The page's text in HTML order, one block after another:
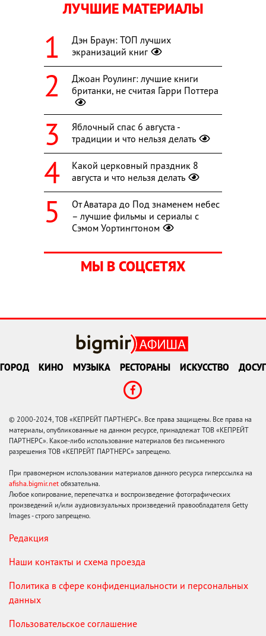
ЛУЧШИЕ МАТЕРИАЛЫ
Дэн Браун: ТОП лучших
экранизаций книг
Джоан Роулинг: лучшие книги
британки, не считая Гарри Поттера
Яблочный спас 6 августа -
традиции и что нельзя делать
Какой церковный праздник 8
августа и что нельзя делать
От Аватара до Под знаменем небес
– лучшие фильмы и сериалы с
Сэмом Уортингтоном
МЫ В СОЦСЕТЯХ
ГОРОД КИНО МУЗЫКА РЕСТОРАНЫ ИСКУССТВО ДОСУГ
© 2000-2024, ТОВ «КЕПРЕЙТ ПАРТНЕРС». Все права защищены. Все права на
материалы, опубликованные на данном ресурсе, принадлежат ТОВ «КЕПРЕЙТ
ПАРТНЕРС». Какое-либо использование материалов без письменного
разрешения ТОВ «КЕПРЕЙТ ПАРТНЕРС» запрещено.
При правомерном использовании материалов данного ресурса гиперссылка на
afisha.bigmir.net обязательна.
Любое копирование, перепечатка и воспроизведение фотографических
произведений и/или аудиовизуальных произведений правообладателя Getty
Images - строго запрещено.
Редакция
Наши контакты и схема проезда
Политика в сфере конфиденциальности и персональных
данных
Пользовательское соглашение